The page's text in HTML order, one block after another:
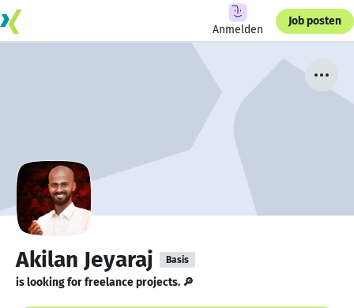
Anmelden
Job posten
Akilan Jeyaraj Basis
is looking for freelance projects. 🔎